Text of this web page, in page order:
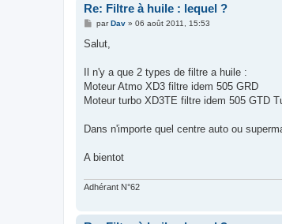
Re: Filtre à huile : lequel ?
M
s
g
parDav» 06 août 2011, 15:53
Salut,
Il n'y a que 2 types de filtre a huile :
Moteur Atmo XD3 filtre idem 505 GRD
Moteur turbo XD3TE filtre idem 505 GTD
Dans n'importe quel centre auto ou
A bientot
Adhérant N°62